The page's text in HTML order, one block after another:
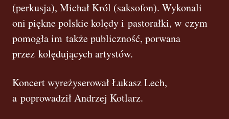
(perkusja), Michał Król (saksofon). Wykonali
oni piękne polskie kolędy i pastorałki, w czym
pomogła im także publiczność, porwana
przez kolędujących artystów.
Koncert wyreżyserował Łukasz Lech,
a poprowadził Andrzej Kotlarz.